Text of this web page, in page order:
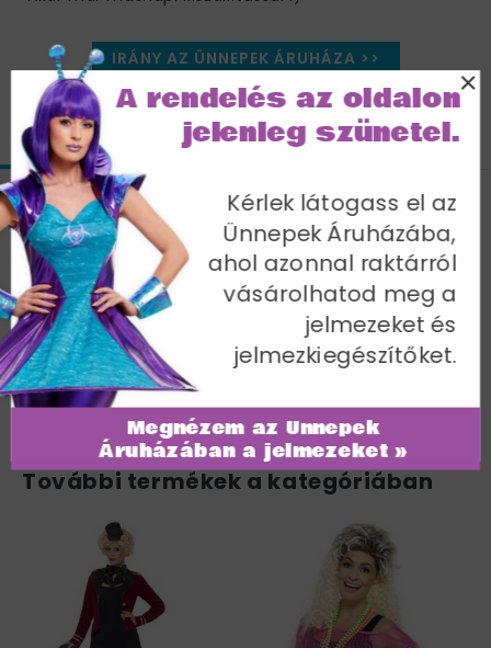
IRÁNY AZ ÜNNEPEK ÁRUHÁZA >>
JELLEMZŐK MÉRETTÁBLÁZAT
Szexi Színes Hippi Disco Királynő Jelmez
Nőknek Overállal - S
Mellbőség 88-90 cm / Derékbőség 67-70 cm /
Csípőméret 94-97 cm / Belső lábhossz 82 cm
Cikkszám: 28074S
További termékek a kategóriában
Megnézem az Ünnepek
Áruházában a jelmezeket »
Kérlek látogass el az
Ünnepek Áruházába,
ahol azonnal raktárról
vásárolhatod meg a
jelmezeket és
jelmezkiegészítőket.
A rendelés az oldalon
jelenleg szünetel.
×